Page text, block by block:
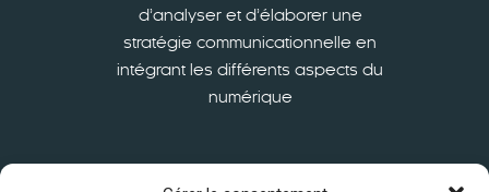
d’analyser et d’élaborer une
stratégie communicationnelle en
intégrant les différents aspects du
numérique